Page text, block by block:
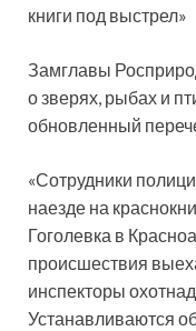
книги под выстрел»
Замглавы
о зверях, рыбах и
обновленный
«Сотрудники
наезде на
Гоголевка в
происшествия
инспекторы
Устанавливаются